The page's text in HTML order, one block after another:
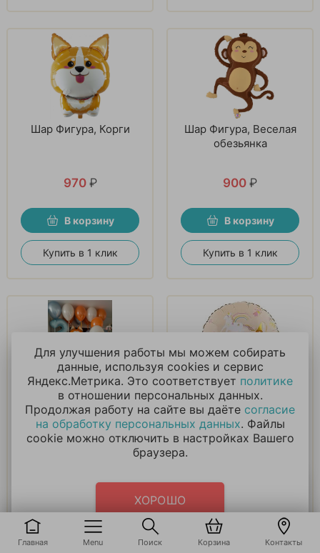
Главная Menu Поиск Корзина Контакты
Шар Фигура, Корги
970 ₽
В корзину
Купить в 1 клик
Шар Фигура, Веселая
обезьянка
900 ₽
В корзину
Купить в 1 клик
Композиция «Синий
трактор и Котэ»
В корзину
Купить в 1 клик
Шар Принцесса и
Единорог
В корзину
Купить в 1 клик
Для улучшения работы мы можем собирать
данные, используя cookies и сервис
Яндекс.Метрика. Это соответствует политике
в отношении персональных данных.
Продолжая работу на сайте вы даёте согласие
на обработку персональных данных. Файлы
cookie можно отключить в настройках Вашего
браузера.
ХОРОШО